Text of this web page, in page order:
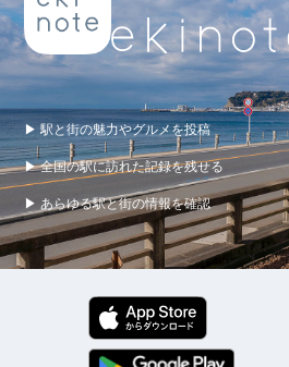
▶ 駅と街の魅力やグルメを投稿
▶ 全国の駅に訪れた記録を残せる
▶ あらゆる駅と街の情報を確認